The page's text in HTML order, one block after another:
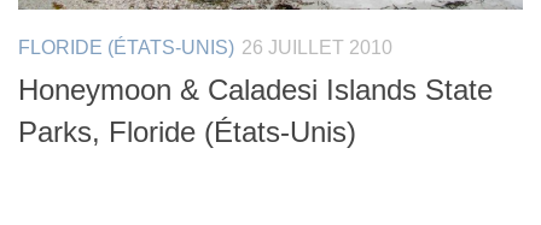
FLORIDE (ÉTATS-UNIS) 26 JUILLET 2010
Honeymoon & Caladesi Islands State
Parks, Floride (États-Unis)